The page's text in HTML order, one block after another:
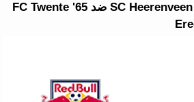
2026-08-09 موعد لقاء SC Heerenveen ضد FC Twente '65